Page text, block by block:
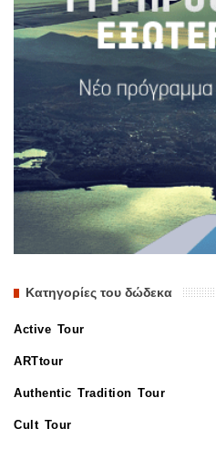
Κατηγορίες του δώδεκα
Active Tour
ARTtour
Authentic Tradition Tour
Cult Tour